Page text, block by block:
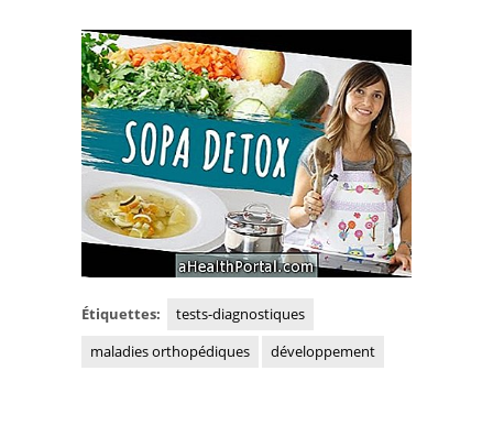
Étiquettes:
tests-diagnostiques
maladies orthopédiques
développement